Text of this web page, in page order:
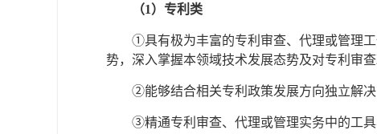
（1）专利类
①具有极为丰富的专利审查、代理或管理
势，深入掌握本领域技术发展态势及对专利审查
②能够结合相关专利政策发展方向独立解
③精通专利审查、代理或管理实务中的工